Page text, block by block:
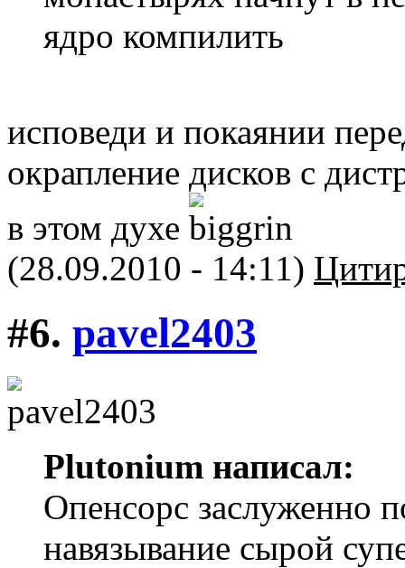
ядро компилить
исповеди и покаянии
окрапление дисков с
в этом духе
(28.09.2010 - 14:11)
#6. pavel2403
Plutonium написал:
Опенсорс заслуженно
навязывание сырой